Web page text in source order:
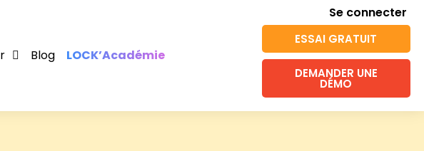
Blog LOCK’Académie
Se connecter
ESSAI GRATUIT
DEMANDER UNE
DÉMO